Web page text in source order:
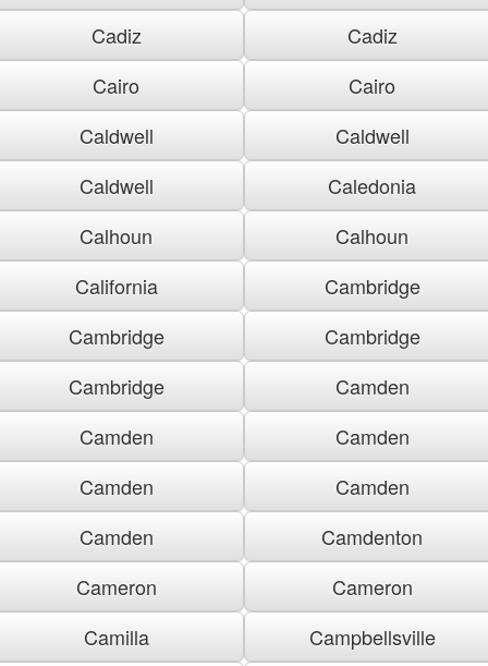
Cadiz
Cadiz
Cairo
Cairo
Caldwell
Caldwell
Caldwell
Caledonia
Calhoun
Calhoun
California
Cambridge
Cambridge
Cambridge
Cambridge
Camden
Camden
Camden
Camden
Camden
Camden
Camdenton
Cameron
Cameron
Camilla
Campbellsville